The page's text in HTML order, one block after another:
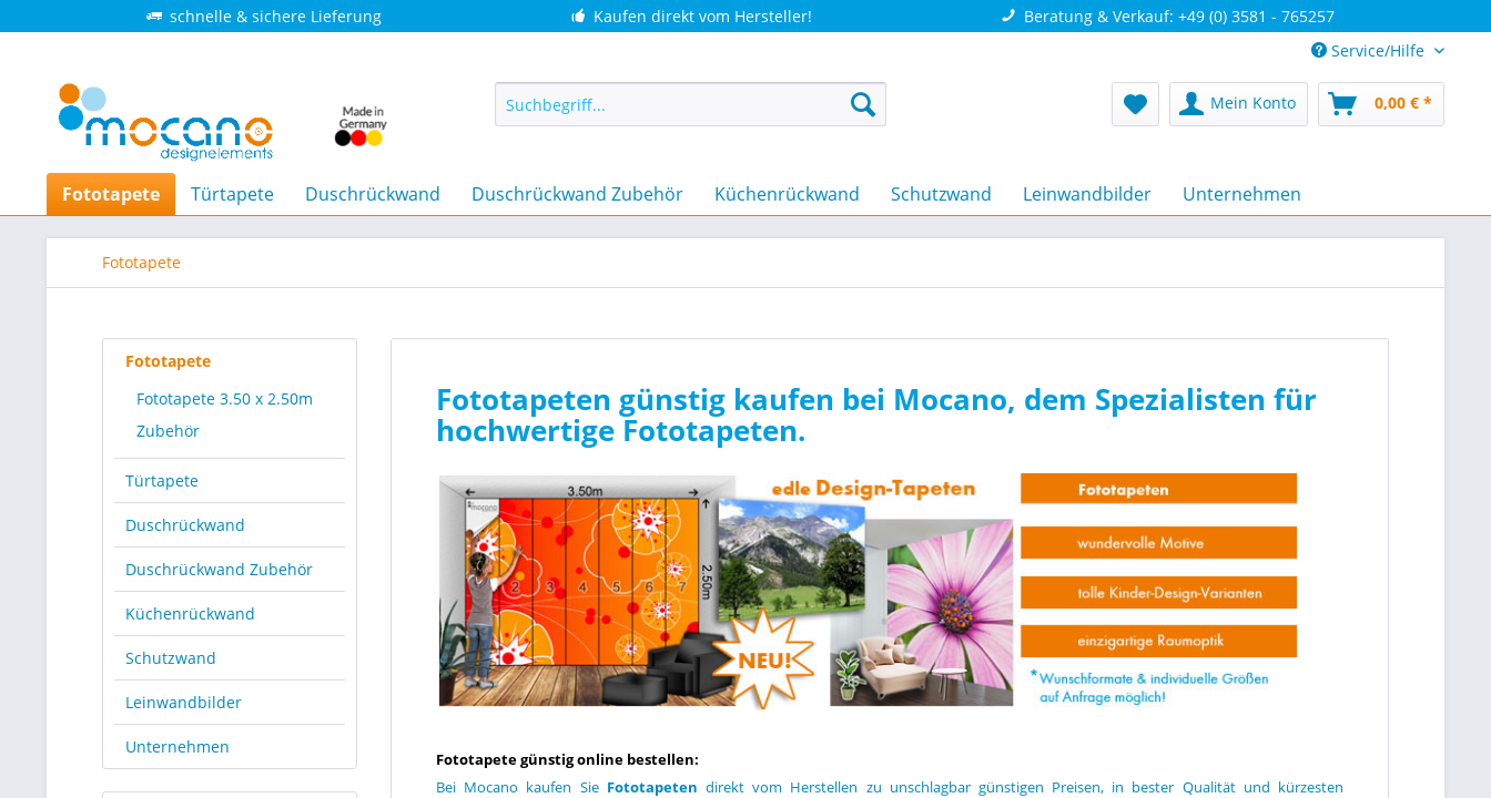
schnelle & sichere Lieferung Kaufen direkt vom Hersteller!
Beratung & Verkauf: +49 (0) 3581 - 765257
Service/Hilfe
Mein Konto 0,00 € *
Fototapete Türtapete Duschrückwand Duschrückwand Zubehör Küchenrückwand Schutzwand Leinwandbilder Unternehmen
Fototapete
Fototapete
Fototapete 3.50 x 2.50m
Zubehör
Türtapete
Duschrückwand
Duschrückwand Zubehör
Küchenrückwand
Schutzwand
Leinwandbilder
Unternehmen
Fototapeten günstig kaufen bei Mocano, dem Spezialisten für
hochwertige Fototapeten.
Fototapete günstig online bestellen:
Bei Mocano kaufen Sie Fototapeten direkt vom Herstellen zu unschlagbar günstigen Preisen, in bester Qualität und kürzesten